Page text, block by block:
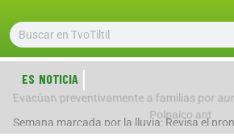
ES NOTICIA
Semana marcada por la lluvia: Revisa el
Evacúan preventivamente a familias por
Polpaico ant